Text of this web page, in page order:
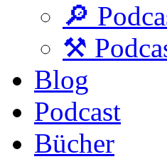
🔎
⚒️
Blog
Podcast
Bücher